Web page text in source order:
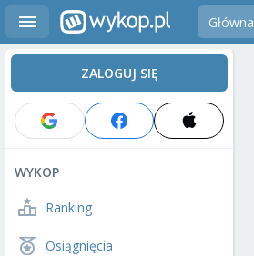
Główna
ZALOGUJ SIĘ
WYKOP
Ranking
Osiągnięcia